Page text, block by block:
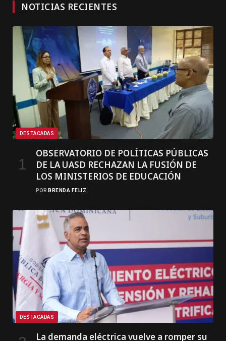
NOTICIAS RECIENTES
DESTACADAS
OBSERVATORIO DE POLÍTICAS PÚBLICAS
DE LA UASD RECHAZAN LA FUSIÓN DE
LOS MINISTERIOS DE EDUCACIÓN
POR BRENDA FELIZ
DESTACADAS
La demanda eléctrica vuelve a romper su